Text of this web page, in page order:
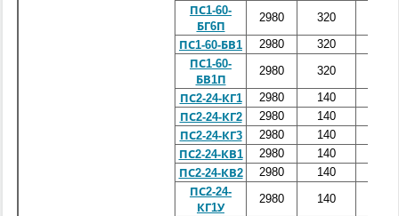
ПС1-60-
БГ6П
2980 320
ПС1-60-БВ1 2980 320
ПС1-60-
БВ1П
2980 320
ПС2-24-КГ1 2980 140
ПС2-24-КГ2
2980 140
ПС2-24-КГ3
2980 140
ПС2-24-КВ1
2980 140
ПС2-24-КВ2
2980 140
ПС2-24-
КГ1У
2980 140